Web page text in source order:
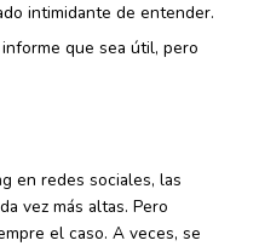
intimidante de entender.
que sea útil, pero
en redes sociales, las
vez más altas. Pero
el caso. A veces, se